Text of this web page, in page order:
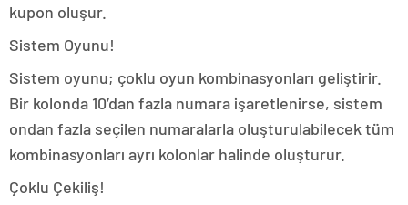
kupon oluşur.
Sistem Oyunu!
Sistem oyunu; çoklu oyun kombinasyonları geliştirir.
Bir kolonda 10’dan fazla numara işaretlenirse, sistem
ondan fazla seçilen numaralarla oluşturulabilecek tüm
kombinasyonları ayrı kolonlar halinde oluşturur.
Çoklu Çekiliş!